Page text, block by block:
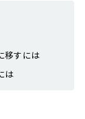
移すには
は